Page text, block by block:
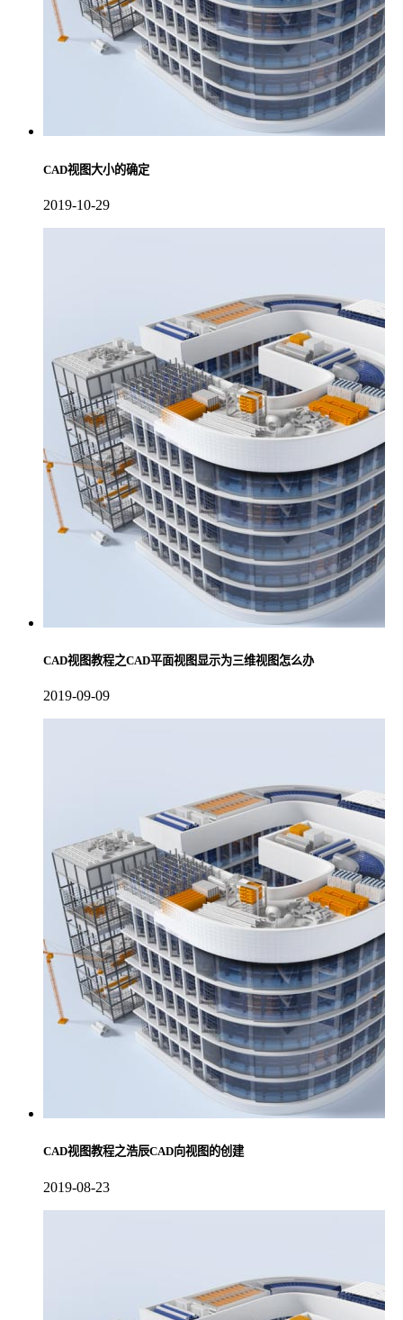
CAD视图大小的确定
2019-10-29
CAD视图教程之CAD平面视图显示为三维视图怎么办
2019-09-09
CAD视图教程之浩辰CAD向视图的创建
2019-08-23